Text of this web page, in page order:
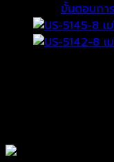
ขั้นตอนกา